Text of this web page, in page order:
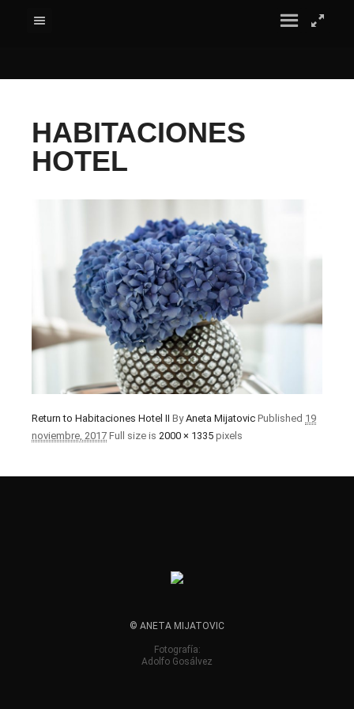
HABITACIONES
HOTEL
Return to Habitaciones Hotel II ByAneta Mijatovic Published 19
noviembre, 2017 Full size is 2000 × 1335 pixels
© ANETA MIJATOVIC
Fotografía:
Adolfo Gosálvez